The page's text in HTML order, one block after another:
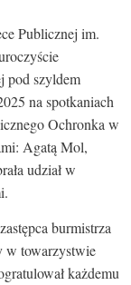
Publicznej im.
pod szyldem
na spotkaniach
Ochronka w
Agatą Mol,
udział w
burmistrza
w towarzystwie
każdemu